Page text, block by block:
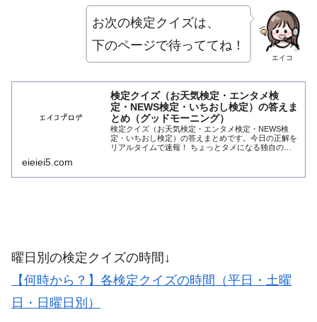
エイコ
お次の検定クイズは、
下のページで待っててね！
検定クイズ（お天気検定・エンタメ検
定・NEWS検定・いちおし検定）の答えま
とめ（グッドモーニング）
検定クイズ（お天気検定・エンタメ検定・NEWS検
定・いちおし検定）の答えまとめです。今日の正解を
リアルタイムで速報！ ちょっとタメになる独自の解
eieiei5.com
曜日別の検定クイズの時間↓
【何時から？】各検定クイズの時間（平日・土曜
日・日曜日別）